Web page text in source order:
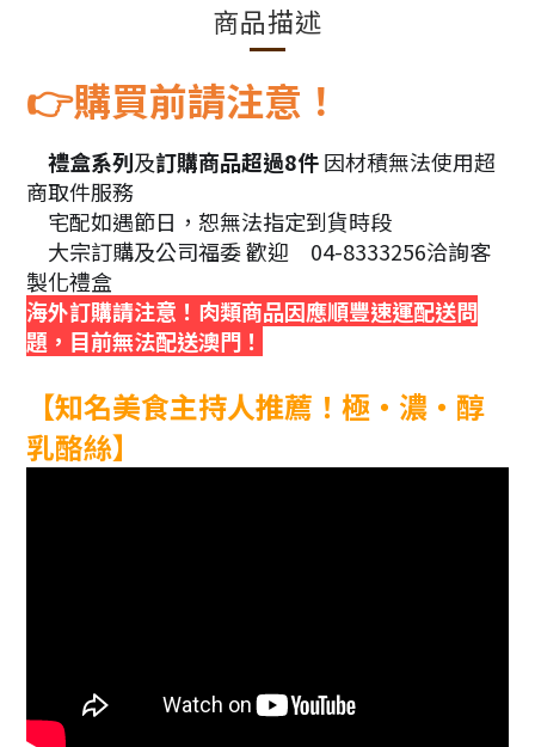
商品描述
👉購買前請注意！
🎁禮盒系列及訂購商品超過8件因材積無法使用超
商取件服務
宅配如遇節日，恕無法指定到貨時段
大宗訂購及公司福委 歡迎
04-8333256洽詢客
製化禮盒
海外訂購請注意！肉類商品因應順豐速運配送問
題，目前無法配送澳門！
【知名美食主持人推薦！極‧濃‧醇
乳酪絲】